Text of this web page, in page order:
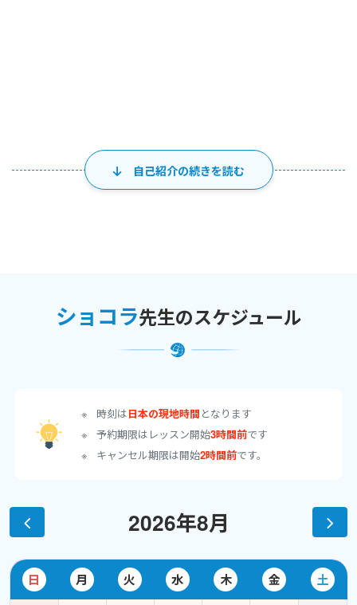
自己紹介の続きを読む
ショコラ先生のスケジュール
時刻は日本の現地時間 となります
予約期限はレッスン開始3時間前です
キャンセル期限は開始2時間前です。
2026年8月
日 月 火 水 木 金 土